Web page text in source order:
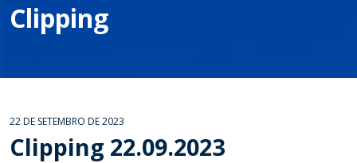
Clipping
22 DE SETEMBRO DE 2023
Clipping 22.09.2023